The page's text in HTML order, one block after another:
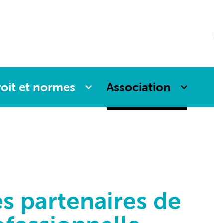
et normes Association
partenaires de